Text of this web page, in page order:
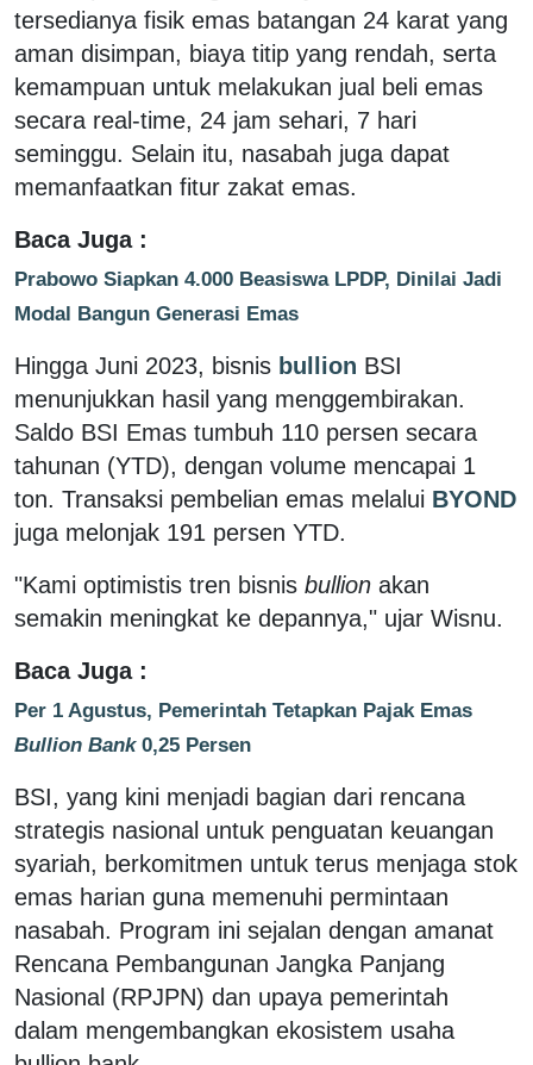
tersedianya fisik emas batangan 24 karat yang
aman disimpan, biaya titip yang rendah, serta
kemampuan untuk melakukan jual beli emas
secara real-time, 24 jam sehari, 7 hari
seminggu. Selain itu, nasabah juga dapat
memanfaatkan fitur zakat emas.
Baca Juga :
Prabowo Siapkan 4.000 Beasiswa LPDP, Dinilai Jadi
Modal Bangun Generasi Emas
Hingga Juni 2023, bisnis bullion BSI
menunjukkan hasil yang menggembirakan.
Saldo BSI Emas tumbuh 110 persen secara
tahunan (YTD), dengan volume mencapai 1
ton. Transaksi pembelian emas melalui BYOND
juga melonjak 191 persen YTD.
"Kami optimistis tren bisnis bullion akan
semakin meningkat ke depannya," ujar Wisnu.
Baca Juga :
Per 1 Agustus, Pemerintah Tetapkan Pajak Emas
Bullion Bank0,25 Persen
BSI, yang kini menjadi bagian dari rencana
strategis nasional untuk penguatan keuangan
syariah, berkomitmen untuk terus menjaga stok
emas harian guna memenuhi permintaan
nasabah. Program ini sejalan dengan amanat
Rencana Pembangunan Jangka Panjang
Nasional (RPJPN) dan upaya pemerintah
dalam mengembangkan ekosistem usaha